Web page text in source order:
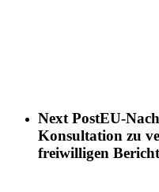
Next PostEU-
Konsultation zu
freiwilligen